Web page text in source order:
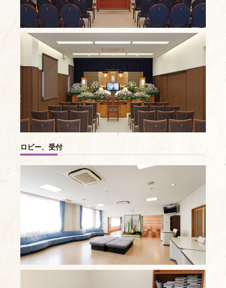
ロビー、受付